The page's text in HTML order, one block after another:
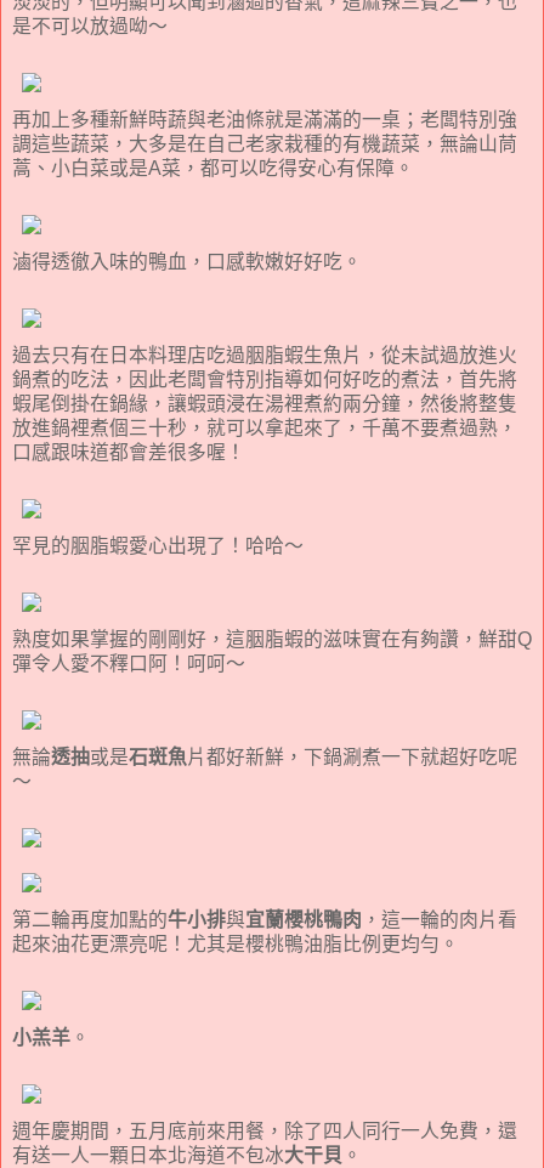
是不可以放過呦～
再加上多種新鮮時蔬與老油條就是滿滿的一桌；老闆特別強
調這些蔬菜，大多是在自己老家栽種的有機蔬菜，無論山茼
蒿、小白菜或是A菜，都可以吃得安心有保障。
滷得透徹入味的鴨血，口感軟嫩好好吃。
過去只有在日本料理店吃過胭脂蝦生魚片，從未試過放進火
鍋煮的吃法，因此老闆會特別指導如何好吃的煮法，首先將
蝦尾倒掛在鍋緣，讓蝦頭浸在湯裡煮約兩分鐘，然後將整隻
放進鍋裡煮個三十秒，就可以拿起來了，千萬不要煮過熟，
口感跟味道都會差很多喔！
罕見的胭脂蝦愛心出現了！哈哈～
熟度如果掌握的剛剛好，這胭脂蝦的滋味實在有夠讚，鮮甜Q
彈令人愛不釋口阿！呵呵～
無論透抽或是石斑魚片都好新鮮，下鍋涮煮一下就超好吃呢
～
第二輪再度加點的牛小排與宜蘭櫻桃鴨肉 ，這一輪的肉片看
起來油花更漂亮呢！尤其是櫻桃鴨油脂比例更均勻。
小羔羊 。
週年慶期間，五月底前來用餐，除了四人同行一人免費，還
有送一人一顆日本北海道不包冰大干貝 。